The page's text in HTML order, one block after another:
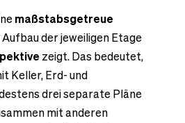
maßstabsgetreue
Aufbau der jeweiligen Etage
zeigt. Das bedeutet,
Keller, Erd- und
drei separate Pläne
mit anderen